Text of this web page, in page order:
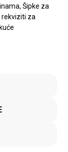
, Šipke za
rekviziti za